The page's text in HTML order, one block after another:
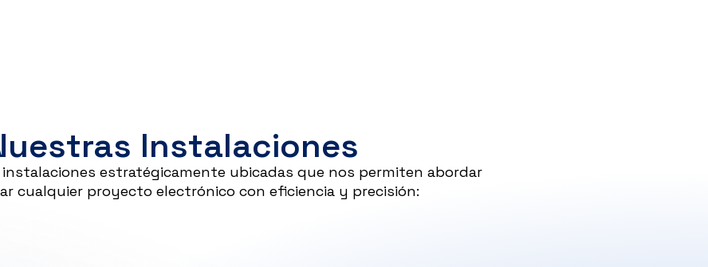
Instalaciones
estratégicamente ubicadas que nos permiten abordar
cualquier proyecto electrónico con eficiencia y precisión: